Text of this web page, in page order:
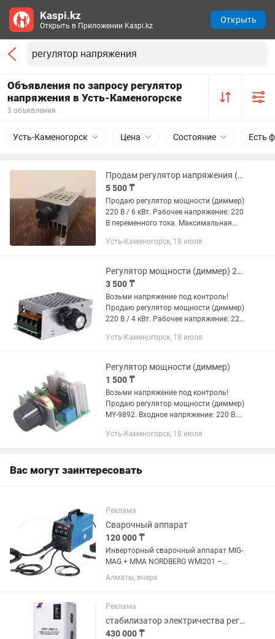
Объявления по запросу регулятор
напряжения в Усть-Каменогорске
3 объявления
Усть-Каменогорск Цена Состояние Есть
Продам регулятор напряжения (диммер) 6 кВт
5 500 ₸
Продаю регулятор мощности (диммер)
220 В / 6 кВт. Рабочее напряжение: 220
В переменного тока. Максимальная
имеются регуляторы напряжения 2
Усть-Каменогорск, 18 июля
Регулятор мощности (диммер) 220 В / 4 кВт
3 500 ₸
Возьми напряжение под контроль!
Продаю регулятор мощности (диммер)
220 В / 4 кВт. Рабочее напряжение: 220
мощность: 4000 Вт (подключенная
Усть-Каменогорск, 18 июля
Регулятор мощности (диммер)
1 500 ₸
Возьми напряжение под контроль!
Продаю регулятор мощности (диммер)
MY-9892. Входное напряжение: 220 В.
Регулируемое напряжение: 50-220 В
Усть-Каменогорск, 18 июля
Вас могут заинтересовать
Реклама
Сварочный аппарат
120 000 ₸
Инверторный сварочный аппарат MIG-
MAG + MMA NORDBERG WMI201 –
устройство для сварки углеродистых и
легированных сталей. ФУНКЦИОНАЛ
в среде защитных газов MAG...
Алматы, вчера
Реклама
стабилизатор электричества регулятор напряжения
430 000 ₸
Kaspi.kz
Открыть в Приложении Kaspi.kz
Открыть